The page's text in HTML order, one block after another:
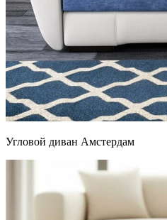
Угловой диван Амстердам